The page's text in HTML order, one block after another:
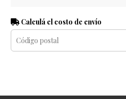
Calculá el costo de envío